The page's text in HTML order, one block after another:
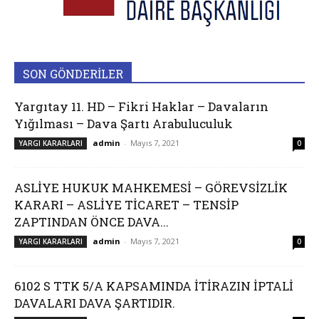
SON GÖNDERİLER
Yargıtay 11. HD – Fikri Haklar – Davaların
Yığılması – Dava Şartı Arabuluculuk
YARGI KARARLARI admin - Mayıs 7, 2021 0
ASLİYE HUKUK MAHKEMESİ – GÖREVSİZLİK
KARARI – ASLİYE TİCARET – TENSİP
ZAPTINDAN ÖNCE DAVA...
YARGI KARARLARI admin - Mayıs 7, 2021 0
6102 S TTK 5/A KAPSAMINDA İTİRAZIN İPTALİ
DAVALARI DAVA ŞARTIDIR.